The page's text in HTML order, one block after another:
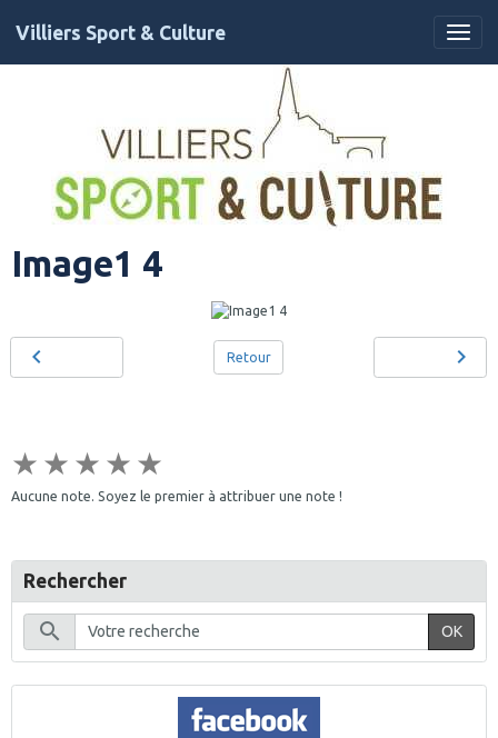
Villiers Sport & Culture
Image1 4
Retour
★ ★ ★ ★ ★
Aucune note. Soyez le premier à attribuer une note !
Rechercher
OK